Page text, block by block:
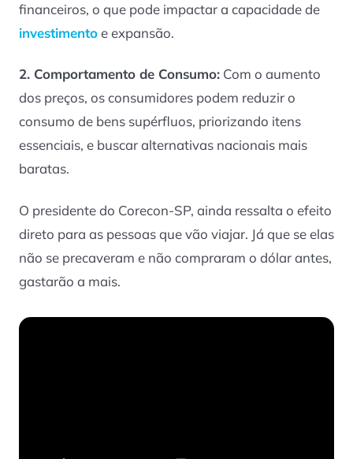
financeiros, o que pode impactar a capacidade de
investimentoe expansão.
2. Comportamento de Consumo: Com o aumento
dos preços, os consumidores podem reduzir o
consumo de bens supérfluos, priorizando itens
essenciais, e buscar alternativas nacionais mais
baratas.
O presidente do Corecon-SP, ainda ressalta o efeito
direto para as pessoas que vão viajar. Já que se elas
não se precaveram e não compraram o dólar antes,
gastarão a mais.